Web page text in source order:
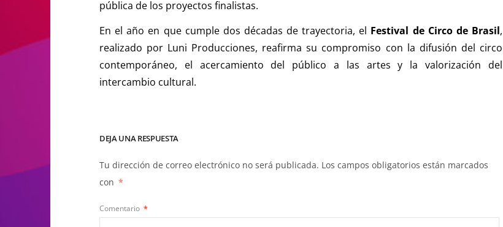
pública de los proyectos finalistas.
En el año en que cumple dos décadas de trayectoria, el Festival de Circo de Brasil,
realizado por Luni Producciones, reafirma su compromiso con la difusión del circo
contemporáneo, el acercamiento del público a las artes y la valorización del
intercambio cultural.
DEJA UNA RESPUESTA
Tu dirección de correo electrónico no será publicada. Los campos obligatorios están marcados
con *
Comentario *